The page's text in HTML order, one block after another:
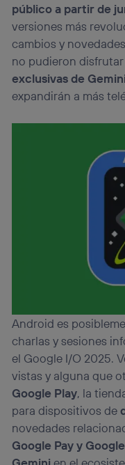
público a partir de
versiones más
cambios y
no pudieron
exclusivas de Gemini
expandirán a más
Android es
charlas y sesiones
el Google I/O 2025.
vistas y alguna que
Google Play, la
para dispositivos de
novedades
Google Pay y